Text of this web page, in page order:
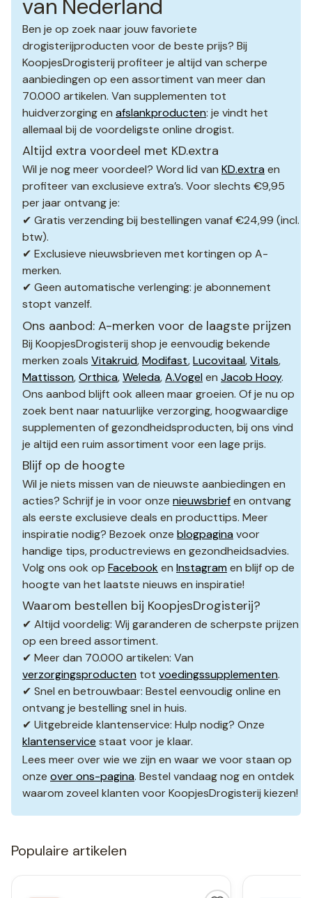
van Nederland
Ben je op zoek naar jouw favoriete
drogisterijproducten voor de beste prijs? Bij
KoopjesDrogisterij profiteer je altijd van scherpe
aanbiedingen op een assortiment van meer dan
70.000 artikelen. Van supplementen tot
huidverzorging en afslankproducten: je vindt het
allemaal bij de voordeligste online drogist.
Altijd extra voordeel met KD.extra
Wil je nog meer voordeel? Word lid van KD.extraen
profiteer van exclusieve extra’s. Voor slechts €9,95
per jaar ontvang je:
✔ Gratis verzending bij bestellingen vanaf €24,99 (incl.
btw).
✔ Exclusieve nieuwsbrieven met kortingen op A-
merken.
✔ Geen automatische verlenging: je abonnement
stopt vanzelf.
Ons aanbod: A-merken voor de laagste prijzen
Bij KoopjesDrogisterij shop je eenvoudig bekende
merken zoals Vitakruid,Modifast,Lucovitaal,Vitals,
Mattisson,Orthica,Weleda,A.Vogelen Jacob Hooy.
Ons aanbod blijft ook alleen maar groeien. Of je nu op
zoek bent naar natuurlijke verzorging, hoogwaardige
supplementen of gezondheidsproducten, bij ons vind
je altijd een ruim assortiment voor een lage prijs.
Blijf op de hoogte
Wil je niets missen van de nieuwste aanbiedingen en
acties? Schrijf je in voor onze nieuwsbriefen ontvang
als eerste exclusieve deals en producttips. Meer
inspiratie nodig? Bezoek onze blogpaginavoor
handige tips, productreviews en gezondheidsadvies.
Volg ons ook op Facebooken Instagramen blijf op de
hoogte van het laatste nieuws en inspiratie!
Waarom bestellen bij KoopjesDrogisterij?
✔ Altijd voordelig: Wij garanderen de scherpste prijzen
op een breed assortiment.
✔ Meer dan 70.000 artikelen: Van
verzorgingsproducten tot voedingssupplementen.
✔ Snel en betrouwbaar: Bestel eenvoudig online en
ontvang je bestelling snel in huis.
✔ Uitgebreide klantenservice: Hulp nodig? Onze
klantenservice staat voor je klaar.
Lees meer over wie we zijn en waar we voor staan op
onze over ons-pagina. Bestel vandaag nog en ontdek
waarom zoveel klanten voor KoopjesDrogisterij kiezen!
Populaire artikelen